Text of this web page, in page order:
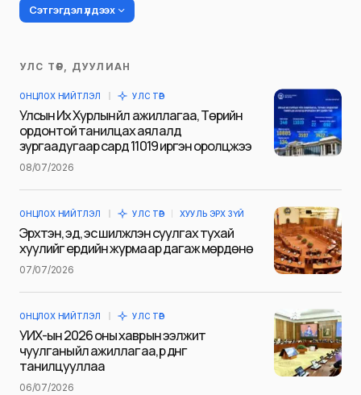
Сэтгэгдэл үлдээх
Таны имэйл хаягийг нийтлэхгүй.
Шаардлагатай талбаруудыг *гэж
тэмдэглэсэн
Сэтгэгдэл*
УЛС ТӨР, ДУУЛИАН
ОНЦЛОХ НИЙТЛЭЛ УЛС ТӨР
Улсын Их Хурлын үйл ажиллагаа, Төрийн
ордонтой танилцах аялалд
зургаадугаар сард 11019 иргэн оролцжээ
08/07/2026
ОНЦЛОХ НИЙТЛЭЛ УЛС ТӨР ХУУЛЬ ЭРХ ЗҮЙ
Эрхтэн, эд, эс шилжүүлэн суулгах тухай
хуулийг ердийн журмаар дагаж мөрдөнө
07/07/2026
ОНЦЛОХ НИЙТЛЭЛ УЛС ТӨР
УИХ-ын 2026 оны хаврын ээлжит
чуулганы үйл ажиллагаа, үр дүнг
танилцууллаа
06/07/2026